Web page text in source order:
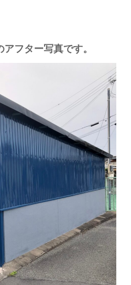
フター写真です。